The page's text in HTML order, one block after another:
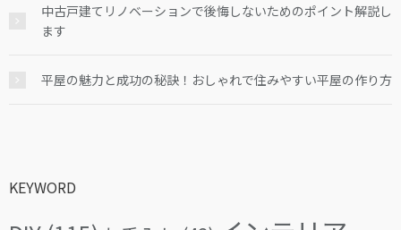
中古戸建てリノベーションで後悔しないためのポイント解説し
ます
平屋の魅力と成功の秘訣！おしゃれで住みやすい平屋の作り方
KEYWORD